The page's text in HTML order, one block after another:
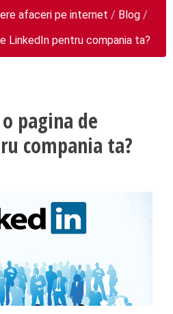
online, ai o idee geniala,
practica, sa o dezvolti,
afaceri pe internet / Blog /
LinkedIn pentru compania ta?
pagina de
compania ta?